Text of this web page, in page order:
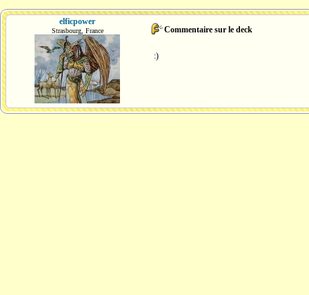
elficpower
Strasbourg, France Commentaire sur le deck
:)